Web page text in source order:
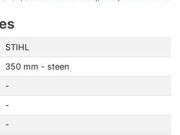
STIHL
350 mm - steen
-
-
-